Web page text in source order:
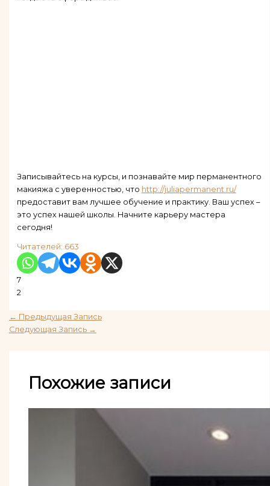
Записывайтесь на курсы, и познавайте мир перманентного
макияжа с уверенностью, что http://juliapermanent.ru/
предоставит вам лучшее обучение и практику. Ваш успех –
это успех нашей школы. Начните карьеру мастера
сегодня!
Читателей: 663
7
2
← Предыдущая Запись
Следующая Запись →
Похожие записи